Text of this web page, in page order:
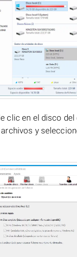
clic en el disco del
y